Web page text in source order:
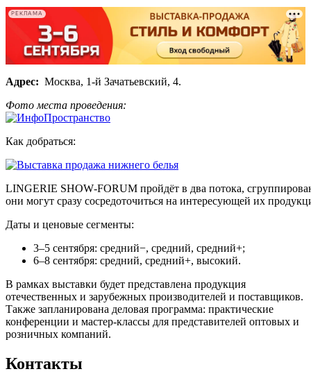
РЕКЛАМА
Адрес: Москва, 1-й Зачатьевский, 4.
Фото места проведения:
Как добраться:
LINGERIE SHOW‑FORUM пройдёт в два потока,
они могут сразу сосредоточиться на интересующей их
Даты и ценовые сегменты:
3–5 сентября: средний−, средний, средний+;
6–8 сентября: средний, средний+, высокий.
В рамках выставки будет представлена продукция
отечественных и зарубежных производителей и поставщиков.
Также запланирована деловая программа: практические
конференции и мастер‑классы для представителей оптовых и
розничных компаний.
Контакты